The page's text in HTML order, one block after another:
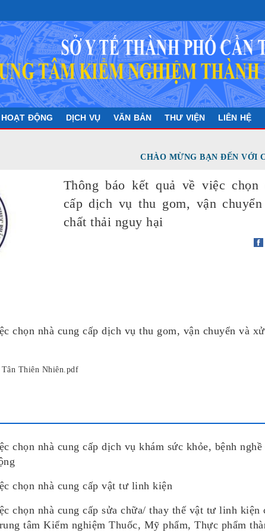
ĐỘNG DỊCH VỤ VĂN BẢN THƯ VIỆN LIÊN HỆ
CHÀO MỪNG BẠN ĐẾN VỚI
Thông báo kết quả về việc chọn
cấp dịch vụ thu gom, vận
chất thải nguy hại
chọn nhà cung cấp dịch vụ thu gom, vận chuyển và
Thiên Nhiên.pdf
chọn nhà cung cấp dịch vụ khám sức khỏe, bệnh nghề
chọn nhà cung cấp vật tư linh kiện
chọn nhà cung cấp sửa chữa/ thay thế vật tư linh kiện
tâm Kiểm nghiệm Thuốc, Mỹ phẩm, Thực phẩm